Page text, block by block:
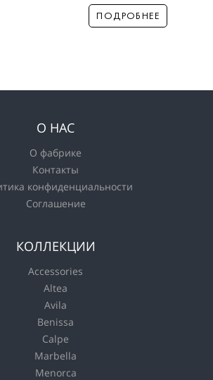
ПОДРОБНЕЕ
О НАС
О фабрике
Контакты
конфиденциальности
Соглашение
КОЛЛЕКЦИИ
Accessories
Altea
Avila
Benissa
Calpe
Marbella
Menorca